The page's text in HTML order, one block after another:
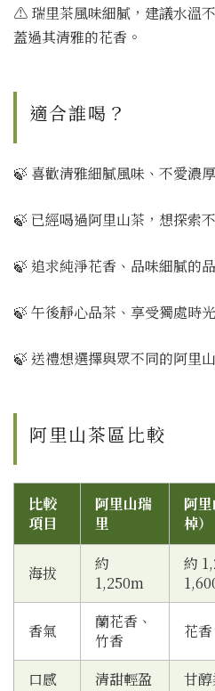
⚠️ 瑞里茶風味細膩，建議水溫
蓋過其清雅的花香。
適合誰喝？
🍃 喜歡清雅細膩風味、不愛濃
🍃 已經喝過阿里山茶，想探索
🍃 追求純淨花香、品味細膩的
🍃 午後靜心品茶、享受獨處時
🍃 送禮想選擇與眾不同的阿里
阿里山茶區比較
比較
項目
阿里山瑞
里
阿
棹）
海拔
約
1,250m
約
香氣
蘭花香、
竹香
花
口感 清甜輕盈 甘